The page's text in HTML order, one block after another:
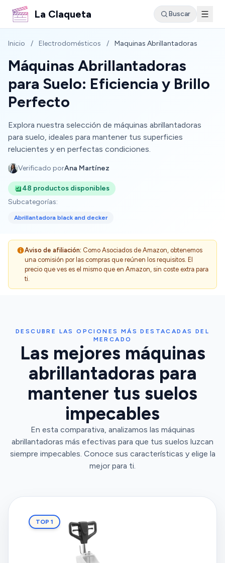
La Claqueta Buscar
Inicio / Electrodomésticos / Maquinas Abrillantadoras
Máquinas Abrillantadoras
para Suelo: Eficiencia y Brillo
Perfecto
Explora nuestra selección de máquinas abrillantadoras
para suelo, ideales para mantener tus superficies
relucientes y en perfectas condiciones.
Verificado porAna Martínez
48 productos disponibles
Subcategorías:
Abrillantadora black and decker
Aviso de afiliación: Como Asociados de Amazon, obtenemos
una comisión por las compras que reúnen los requisitos. El
precio que ves es el mismo que en Amazon, sin coste extra para
ti.
DESCUBRE LAS OPCIONES MÁS DESTACADAS DEL
MERCADO
Las mejores máquinas
abrillantadoras para
mantener tus suelos
impecables
En esta comparativa, analizamos las máquinas
abrillantadoras más efectivas para que tus suelos luzcan
siempre impecables. Conoce sus características y elige la
mejor para ti.
TOP 1